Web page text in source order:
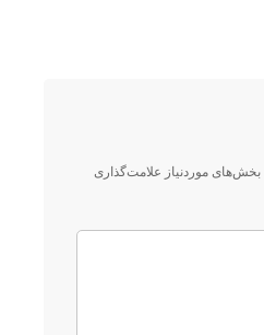
بخش‌های موردنیاز علامت‌گذاری